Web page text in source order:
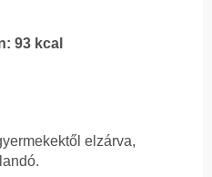
93 kcal
elzárva,